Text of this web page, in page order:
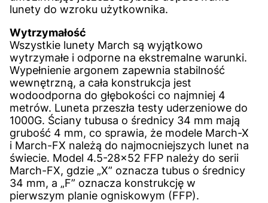
lunety do wzroku użytkownika.
Wytrzymałość
Wszystkie lunety March są wyjątkowo
wytrzymałe i odporne na ekstremalne warunki.
Wypełnienie argonem zapewnia stabilność
wewnętrzną, a cała konstrukcja jest
wodoodporna do głębokości co najmniej 4
metrów. Luneta przeszła testy uderzeniowe do
1000G. Ściany tubusa o średnicy 34 mm mają
grubość 4 mm, co sprawia, że modele March-X
i March-FX należą do najmocniejszych lunet na
świecie. Model 4.5-28×52 FFP należy do serii
March-FX, gdzie „X” oznacza tubus o średnicy
34 mm, a „F” oznacza konstrukcję w
pierwszym planie ogniskowym (FFP).